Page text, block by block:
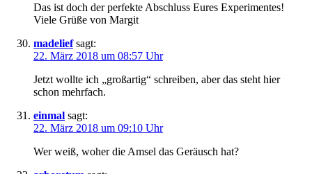
Das ist doch der perfekte Abschluss Eures Experimentes!
Viele Grüße von Margit
madelief sagt:
22. März 2018 um 08:57 Uhr
Jetzt wollte ich „großartig“ schreiben, aber das steht hier
schon mehrfach.
einmal sagt:
22. März 2018 um 09:10 Uhr
Wer weiß, woher die Amsel das Geräusch hat?